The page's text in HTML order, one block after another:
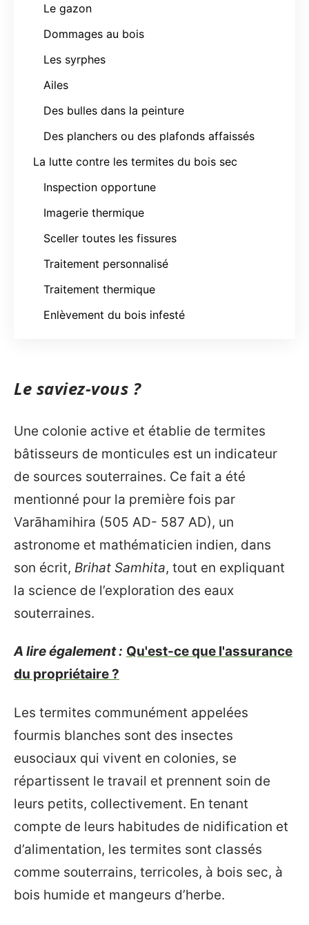
Le gazon
Dommages au bois
Les syrphes
Ailes
Des bulles dans la peinture
Des planchers ou des plafonds affaissés
La lutte contre les termites du bois sec
Inspection opportune
Imagerie thermique
Sceller toutes les fissures
Traitement personnalisé
Traitement thermique
Enlèvement du bois infesté
Le saviez-vous ?
Une colonie active et établie de termites
bâtisseurs de monticules est un indicateur
de sources souterraines. Ce fait a été
mentionné pour la première fois par
Varāhamihira (505 AD- 587 AD), un
astronome et mathématicien indien, dans
son écrit, Brihat Samhita, tout en expliquant
la science de l’exploration des eaux
souterraines.
A lire également : Qu'est-ce que l'assurance
du propriétaire ?
Les termites communément appelées
fourmis blanches sont des insectes
eusociaux qui vivent en colonies, se
répartissent le travail et prennent soin de
leurs petits, collectivement. En tenant
compte de leurs habitudes de nidification et
d’alimentation, les termites sont classés
comme souterrains, terricoles, à bois sec, à
bois humide et mangeurs d’herbe.